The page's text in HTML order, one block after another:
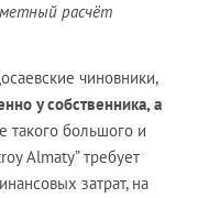
расчёт
чиновники,
у собственника, а
такого большого и
Almaty” требует
затрат, на